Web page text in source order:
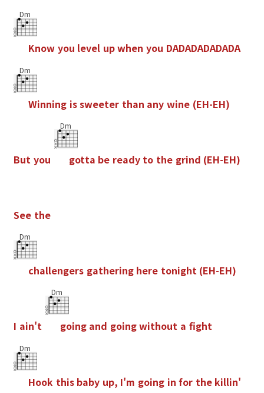
Dm
Know you level upwhen you DADADADADADA
Dm
Winning issweeter than any wine (EH-EH)
But you
Dm
gotta be ready to the grind (EH-EH)
See the
Dm
challengers gathering here tonight (EH-EH)
I ain't
Dm
going and goingwithout a fght
Dm
Hook this baby up, I'm going in for the killin'